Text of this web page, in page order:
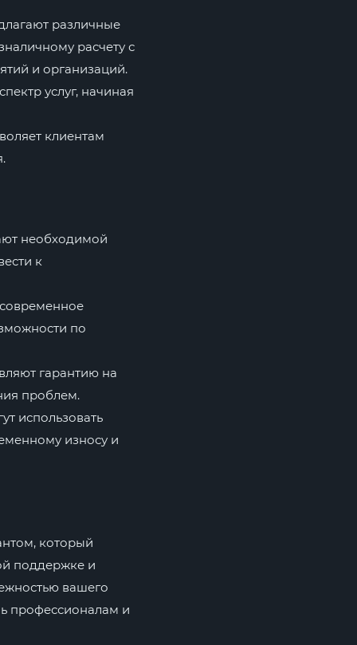
различные
расчету с
и организаций.
услуг, начиная
клиентам
необходимой
к
по
гарантию на
проблем.
использовать
износу и
который
поддержке и
вашего
профессионалам и